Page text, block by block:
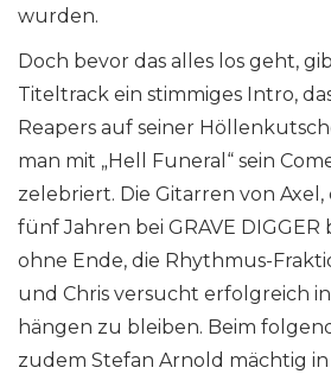
wurden.
Doch bevor das alles los geht,
Titeltrack ein stimmiges Intro,
Reapers auf seiner
man mit „Hell Funeral“ sein
zelebriert. Die Gitarren von Axel,
fünf Jahren bei GRAVE
ohne Ende, die Rhythmus-
und Chris versucht erfolgreich
hängen zu bleiben. Beim
zudem Stefan Arnold mächtig in